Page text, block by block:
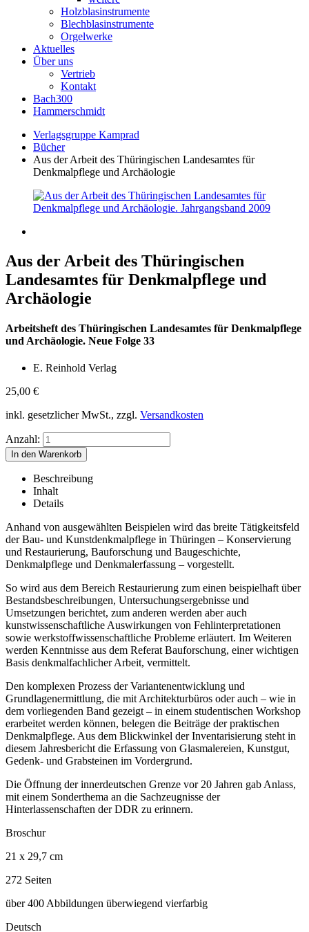
Holzblasinstrumente
Blechblasinstrumente
Orgelwerke
Aktuelles
Über uns
Vertrieb
Kontakt
Bach300
Hammerschmidt
Verlagsgruppe Kamprad
Bücher
Aus der Arbeit des Thüringischen Landesamtes für
Denkmalpflege und Archäologie
Aus der Arbeit des Thüringischen
Landesamtes für Denkmalpflege und
Archäologie
Arbeitsheft des Thüringischen Landesamtes für Denkmalpflege
und Archäologie. Neue Folge 33
E. Reinhold Verlag
25,00 €
inkl. gesetzlicher MwSt., zzgl. Versandkosten
Anzahl:
Beschreibung
Inhalt
Details
Anhand von ausgewählten Beispielen wird das breite Tätigkeitsfeld
der Bau- und Kunstdenkmalpflege in Thüringen – Konservierung
und Restaurierung, Bauforschung und Baugeschichte,
Denkmalpflege und Denkmalerfassung – vorgestellt.
So wird aus dem Bereich Restaurierung zum einen beispielhaft über
Bestandsbeschreibungen, Untersuchungsergebnisse und
Umsetzungen berichtet, zum anderen werden aber auch
kunstwissenschaftliche Auswirkungen von Fehlinterpretationen
sowie werkstoffwissenschaftliche Probleme erläutert. Im Weiteren
werden Kenntnisse aus dem Referat Bauforschung, einer wichtigen
Basis denkmalfachlicher Arbeit, vermittelt.
Den komplexen Prozess der Variantenentwicklung und
Grundlagenermittlung, die mit Architekturbüros oder auch – wie in
dem vorliegenden Band gezeigt – in einem studentischen Workshop
erarbeitet werden können, belegen die Beiträge der praktischen
Denkmalpflege. Aus dem Blickwinkel der Inventarisierung steht in
diesem Jahresbericht die Erfassung von Glasmalereien, Kunstgut,
Gedenk- und Grabsteinen im Vordergrund.
Die Öffnung der innerdeutschen Grenze vor 20 Jahren gab Anlass,
mit einem Sonderthema an die Sachzeugnisse der
Hinterlassenschaften der DDR zu erinnern.
Broschur
21 x 29,7 cm
272 Seiten
über 400 Abbildungen überwiegend vierfarbig
Deutsch